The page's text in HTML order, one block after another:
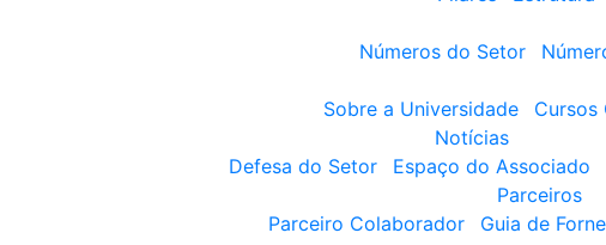
Números do Setor
Sobre a Universidade
Cursos
Notícias
Defesa do Setor
Espaço do Associado
Parceiros
Parceiro Colaborador
Guia de